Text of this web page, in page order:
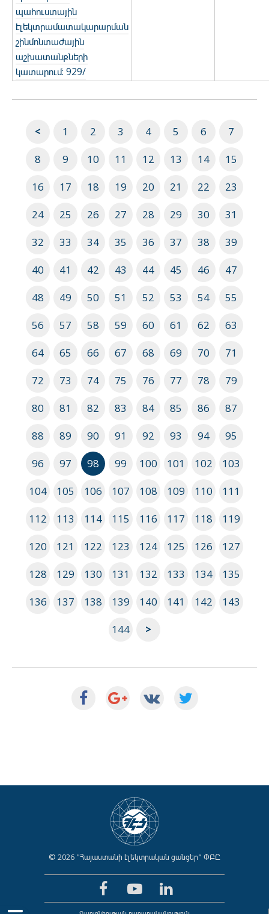
պահուստային
էլեկտրամատակարարման
շինմոնտաժային
աշխատանքների
կատարում: 929/
< 1 2 3 4 5 6
7
8
9 10 11 12 13 14
15
16
17 18 19 20 21 22
23
24
25 26 27 28 29 30
31
32
33 34 35 36 37 38
39
40
41 42 43 44 45 46
47
48
49 50 51 52 53 54
55
56
57 58 59 60 61 62
63
64
65 66 67 68 69 70
71
72
73 74 75 76 77 78
79
80
81 82 83 84 85 86
87
88
89 90 91 92 93 94
95
96
97 98 99 100 101 102
103
104
105 106 107 108 109 110
111
112
113 114 115 116 117 118
119
120
121 122 123 124 125 126
127
128
129 130 131 132 133 134
135
136
137 138 139 140 141 142
143
144
>
© 2026 "Հայաստանի էլեկտրական ցանցեր" ՓԲԸ